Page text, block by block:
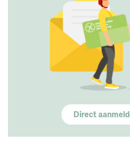
Direct